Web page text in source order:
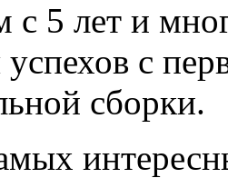
с 5 лет и
успехов с
сборки.